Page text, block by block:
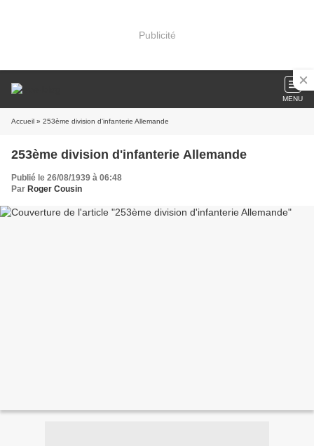
Publicité
MENU
Accueil » 253ème division d'infanterie Allemande
253ème division d'infanterie Allemande
Publié le 26/08/1939 à 06:48
Par Roger Cousin